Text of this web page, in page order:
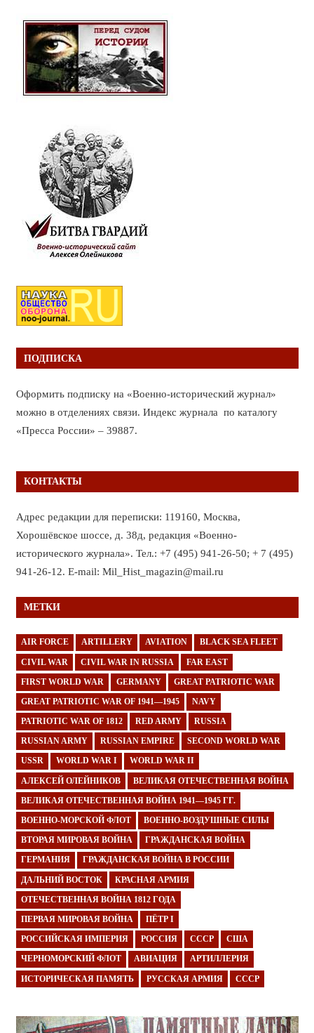
ПОДПИСКА
Оформить подписку на «Военно-исторический журнал»
можно в отделениях связи. Индекс журнала по каталогу
«Пресса России» – 39887.
КОНТАКТЫ
Адрес редакции для переписки: 119160, Москва,
Хорошёвское шоссе, д. 38д, редакция «Военно-
исторического журнала». Тел.: +7 (495) 941-26-50; + 7 (495)
941-26-12. E-mail: Mil_Hist_magazin@mail.ru
МЕТКИ
AIR FORCE ARTILLERY AVIATION BLACK SEA FLEET
CIVIL WAR CIVIL WAR IN RUSSIA FAR EAST
FIRST WORLD WAR GERMANY GREAT PATRIOTIC WAR
GREAT PATRIOTIC WAR OF 1941—1945 NAVY
PATRIOTIC WAR OF 1812 RED ARMY RUSSIA
RUSSIAN ARMY RUSSIAN EMPIRE SECOND WORLD WAR
USSR WORLD WAR I WORLD WAR II
АЛЕКСЕЙ ОЛЕЙНИКОВ ВЕЛИКАЯ ОТЕЧЕСТВЕННАЯ ВОЙНА
ВЕЛИКАЯ ОТЕЧЕСТВЕННАЯ ВОЙНА 1941—1945 ГГ.
ВОЕННО-МОРСКОЙ ФЛОТ ВОЕННО-ВОЗДУШНЫЕ СИЛЫ
ВТОРАЯ МИРОВАЯ ВОЙНА ГРАЖДАНСКАЯ ВОЙНА
ГЕРМАНИЯ ГРАЖДАНСКАЯ ВОЙНА В РОССИИ
ДАЛЬНИЙ ВОСТОК КРАСНАЯ АРМИЯ
ОТЕЧЕСТВЕННАЯ ВОЙНА 1812 ГОДА
ПЕРВАЯ МИРОВАЯ ВОЙНА ПЁТР I
РОССИЙСКАЯ ИМПЕРИЯ РОССИЯ СССР США
ЧЕРНОМОРСКИЙ ФЛОТ АВИАЦИЯ АРТИЛЛЕРИЯ
ИСТОРИЧЕСКАЯ ПАМЯТЬ РУССКАЯ АРМИЯ СССР